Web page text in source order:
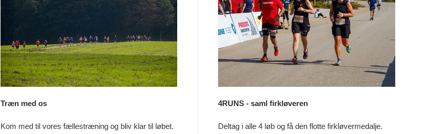
Træn med os
Kom med til vores fællestræning og bliv klar til løbet.
4RUNS - saml firkløveren
Deltag i alle 4 løb og få den flotte firkløvermedalje.